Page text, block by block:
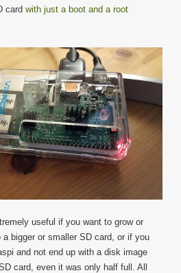
card with just a boot and a root
useful if you want to grow or
bigger or smaller SD card, or if you
and not end up with a disk image
card, even it was only half full. All